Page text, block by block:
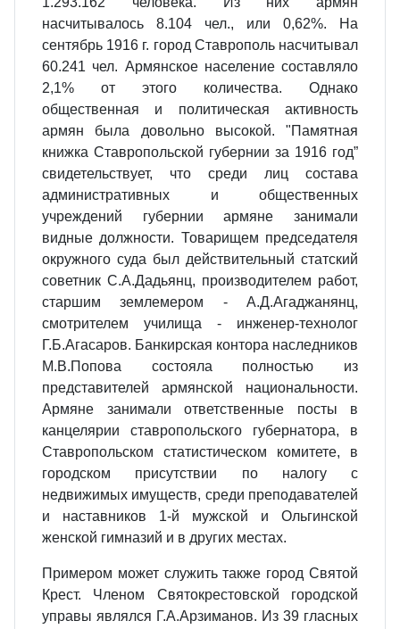
насчитывалось 8.104 чел., или 0,62%. На
сентябрь 1916 г. город Ставрополь насчитывал
60.241 чел. Армянское население составляло
2,1% от этого количества. Однако
общественная и политическая активность
армян была довольно высокой. "Памятная
книжка Ставропольской губернии за 1916 год”
свидетельствует, что среди лиц состава
административных и общественных
учреждений губернии армяне занимали
видные должности. Товарищем председателя
окружного суда был действи­тельный статский
советник С.А.Дадьянц, производителем работ,
старшим землемером - А.Д.Агаджанянц,
смотрителем училища - инженер-технолог
Г.Б.Агасаров. Банкирская контора наследников
М.В.Попова состояла полностью из
представителей армянской национальности.
Армяне занимали ответственные посты в
канцелярии ставропольского губернатора, в
Ставропольском статистическом комитете, в
городском присутствии по налогу с
недвижимых имуществ, среди преподавателей
и наставников 1-й мужской и Ольгинской
женской гимназий и в других местах.
Примером может служить также город Святой
Крест. Членом Святокрестовской городской
управы являлся Г.А.Арзиманов. Из 39 гласных